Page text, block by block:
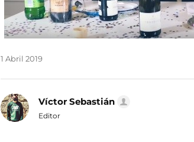
1 Abril 2019
Víctor Sebastián
Editor